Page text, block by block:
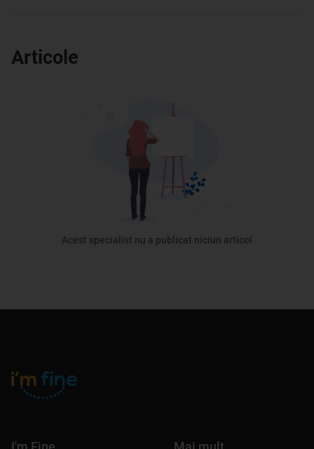
Articole
Acest specialist nu a publicat niciun articol